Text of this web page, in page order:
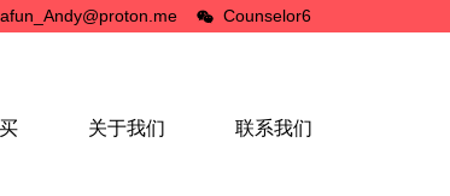
Counselor6
关于我们 联系我们